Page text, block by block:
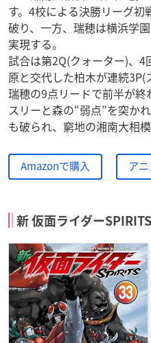
す。4校による決勝リーグ
破り、一方、瑞穂は横浜学
実現する。
試合は第2Q(クォーター)、
原と交代した柏木が連続3P(
瑞穂の9点リードで前半が
スリーと森の“弱点”を突か
も破られ、窮地の湘南大相
Amazonで購入 ア
新 仮面ライダー